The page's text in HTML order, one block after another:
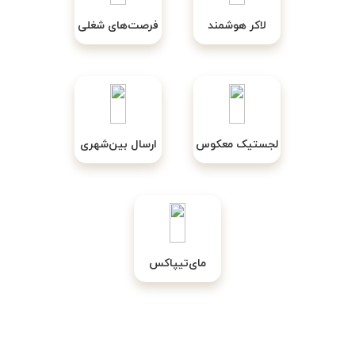
لاکر هوشمند فرصت‌های شغلی
لجستیک معکوس ارسال بین‌شهری
مای‌تیپاکس